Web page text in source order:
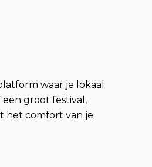
waar je lokaal
groot festival,
het comfort van je